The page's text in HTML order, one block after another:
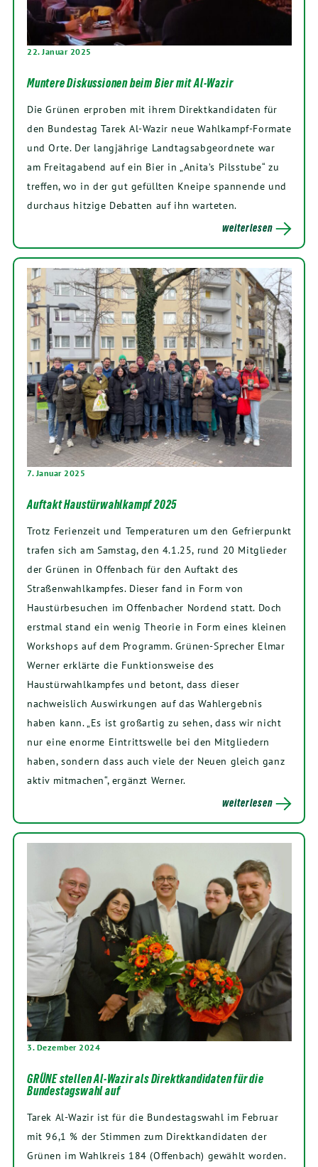
22. Januar 2025
Muntere Diskussionen beim Bier mit Al-Wazir
Die Grünen erproben mit ihrem Direktkandidaten für
den Bundestag Tarek Al-Wazir neue Wahlkampf-Formate
und Orte. Der langjährige Landtagsabgeordnete war
am Freitagabend auf ein Bier in „Anita’s Pilsstube“ zu
treffen, wo in der gut gefüllten Kneipe spannende und
durchaus hitzige Debatten auf ihn warteten.
weiterlesen
7. Januar 2025
Auftakt Haustürwahlkampf 2025
Trotz Ferienzeit und Temperaturen um den Gefrierpunkt
trafen sich am Samstag, den 4.1.25, rund 20 Mitglieder
der Grünen in Offenbach für den Auftakt des
Straßenwahlkampfes. Dieser fand in Form von
Haustürbesuchen im Offenbacher Nordend statt. Doch
erstmal stand ein wenig Theorie in Form eines kleinen
Workshops auf dem Programm. Grünen-Sprecher Elmar
Werner erklärte die Funktionsweise des
Haustürwahlkampfes und betont, dass dieser
nachweislich Auswirkungen auf das Wahlergebnis
haben kann. „Es ist großartig zu sehen, dass wir nicht
nur eine enorme Eintrittswelle bei den Mitgliedern
haben, sondern dass auch viele der Neuen gleich ganz
aktiv mitmachen“, ergänzt Werner.
weiterlesen
3. Dezember 2024
GRÜNE stellen Al-Wazir als Direktkandidaten für die
Bundestagswahl auf
Tarek Al-Wazir ist für die Bundestagswahl im Februar
mit 96,1 % der Stimmen zum Direktkandidaten der
Grünen im Wahlkreis 184 (Offenbach) gewählt worden.